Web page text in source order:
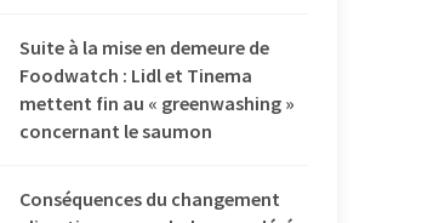
Suite à la mise en demeure de
Foodwatch : Lidl et Tinema
mettent fin au « greenwashing »
concernant le saumon
Conséquences du changement